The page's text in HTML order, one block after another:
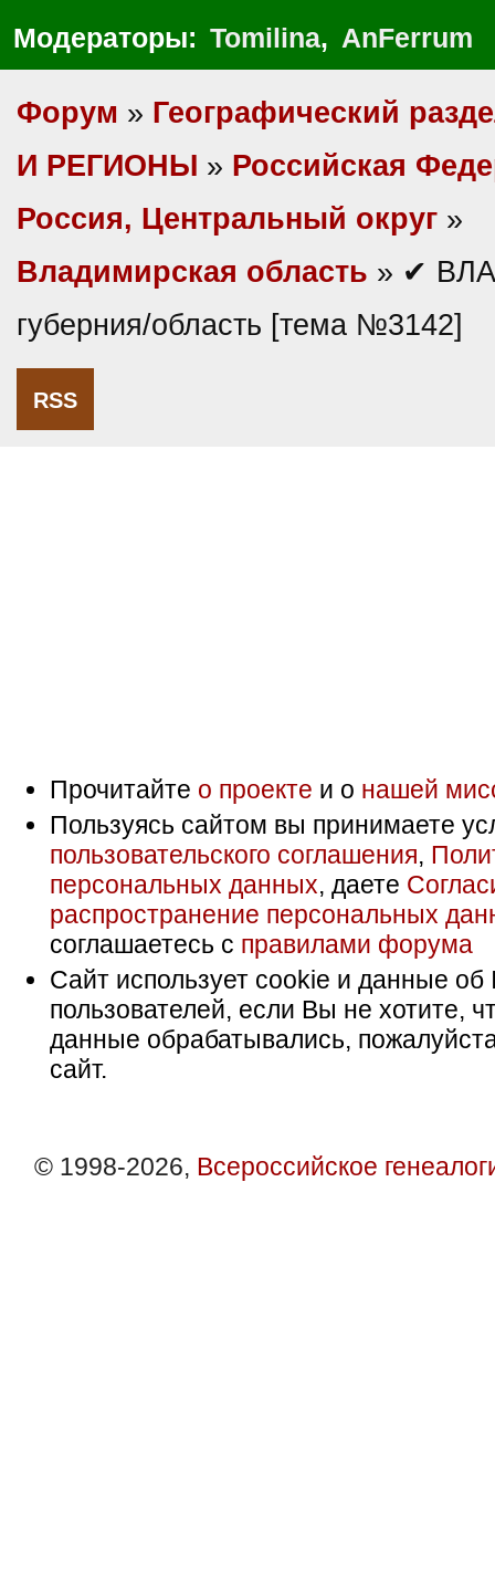
Модераторы: Tomilina, AnFerrum
Форум » Географический
И РЕГИОНЫ » Российская
Россия, Центральный округ »
Владимирская область » ✔
губерния/область [тема №3142]
RSS
Прочитайте о проекте и о нашей
Пользуясь сайтом вы принимаете
пользовательского соглашения,
персональных данных, даете
распространение персональных
соглашаетесь с правилами форума
Сайт использует cookie и данные об
пользователей, если Вы не хотите,
данные обрабатывались,
сайт.
© 1998-2026, Всероссийское